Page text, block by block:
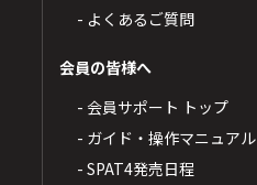
- よくあるご質問
会員の皆様へ
- 会員サポート トップ
- ガイド・操作マニュアル
- SPAT4発売日程